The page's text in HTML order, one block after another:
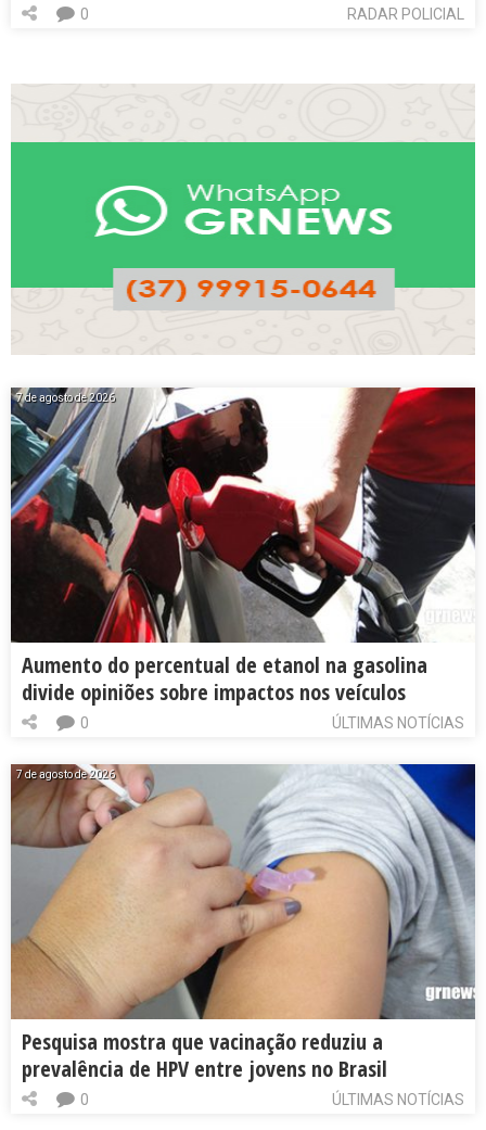
RADAR POLICIAL
0
7 de agosto de 2026
Aumento do percentual de etanol na gasolina
divide opiniões sobre impactos nos veículos
ÚLTIMAS NOTÍCIAS
0
7 de agosto de 2026
Pesquisa mostra que vacinação reduziu a
prevalência de HPV entre jovens no Brasil
ÚLTIMAS NOTÍCIAS
0